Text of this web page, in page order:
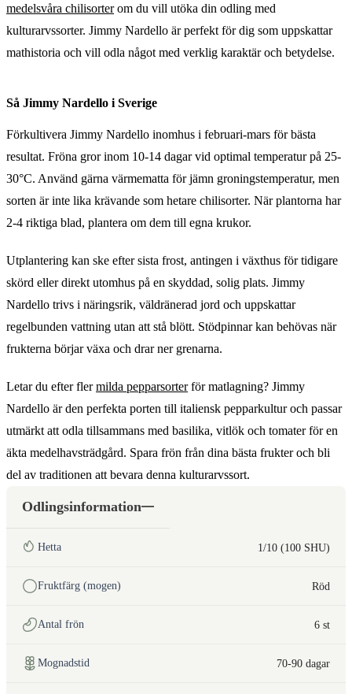
medelsvåra chilisorterom du vill utöka din odling med
kulturarvssorter. Jimmy Nardello är perfekt för dig som uppskattar
mathistoria och vill odla något med verklig karaktär och betydelse.
Så Jimmy Nardello i Sverige
Förkultivera Jimmy Nardello inomhus i februari-mars för bästa
resultat. Fröna gror inom 10-14 dagar vid optimal temperatur på 25-
30°C. Använd gärna värmematta för jämn groningstemperatur, men
sorten är inte lika krävande som hetare chilisorter. När plantorna har
2-4 riktiga blad, plantera om dem till egna krukor.
Utplantering kan ske efter sista frost, antingen i växthus för tidigare
skörd eller direkt utomhus på en skyddad, solig plats. Jimmy
Nardello trivs i näringsrik, väldränerad jord och uppskattar
regelbunden vattning utan att stå blött. Stödpinnar kan behövas när
frukterna börjar växa och drar ner grenarna.
Letar du efter flermilda pepparsorterför matlagning? Jimmy
Nardello är den perfekta porten till italiensk pepparkultur och passar
utmärkt att odla tillsammans med basilika, vitlök och tomater för en
äkta medelhavsträdgård. Spara frön från dina bästa frukter och bli
del av traditionen att bevara denna kulturarvssort.
Odlingsinformation
Hetta 1/10 (100 SHU)
Fruktfärg (mogen) Röd
Antal frön 6 st
Mognadstid 70-90 dagar